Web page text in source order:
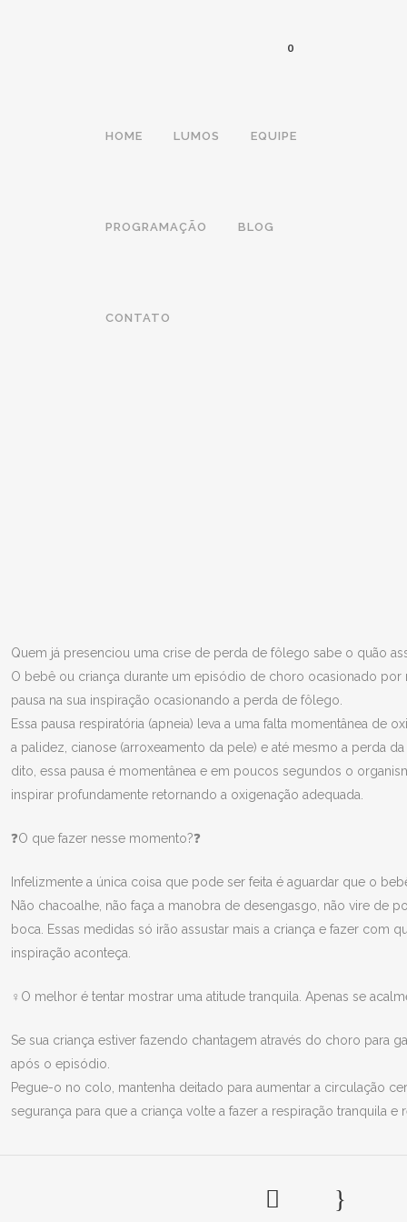
0
HOME LUMOS EQUIPE
PROGRAMAÇÃO BLOG
CONTATO
Quem já presenciou uma crise de perda de fôlego sabe o quão
O bebê ou criança durante um episódio de choro ocasionado
pausa na sua inspiração ocasionando a perda de fôlego.
Essa pausa respiratória (apneia) leva a uma falta momentânea de
a palidez, cianose (arroxeamento da pele) e até mesmo a perda
dito, essa pausa é momentânea e em poucos segundos o
inspirar profundamente retornando a oxigenação adequada.
❓O que fazer nesse momento?❓
Infelizmente a única coisa que pode ser feita é aguardar que o
Não chacoalhe, não faça a manobra de desengasgo, não vire de
boca. Essas medidas só irão assustar mais a criança e fazer com
inspiração aconteça.
‍♀️O melhor é tentar mostrar uma atitude tranquila. Apenas se
Se sua criança estiver fazendo chantagem através do choro para
após o episódio.
Pegue-o no colo, mantenha deitado para aumentar a circulação
segurança para que a criança volte a fazer a respiração tranquila e